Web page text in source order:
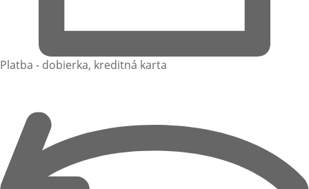
Platba - dobierka, kreditná karta